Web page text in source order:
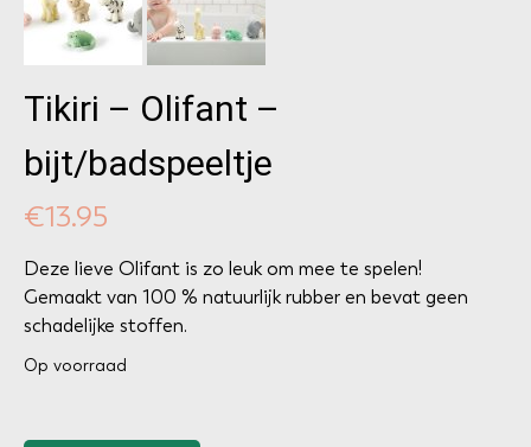
Tikiri – Olifant –
bijt/badspeeltje
€13.95
Deze lieve Olifant is zo leuk om mee te spelen!
Gemaakt van 100 % natuurlijk rubber en bevat geen
schadelijke stoffen.
Op voorraad